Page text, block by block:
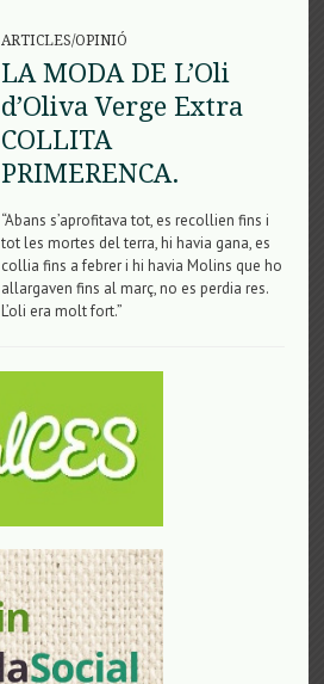
ARTICLES/OPINIÓ
LA MODA DE L’Oli
d’Oliva Verge Extra
COLLITA
PRIMERENCA.
“Abans s’aprofitava tot, es recollien fins i
tot les mortes del terra, hi havia gana, es
collia fins a febrer i hi havia Molins que ho
allargaven fins al març, no es perdia res.
L’oli era molt fort.”